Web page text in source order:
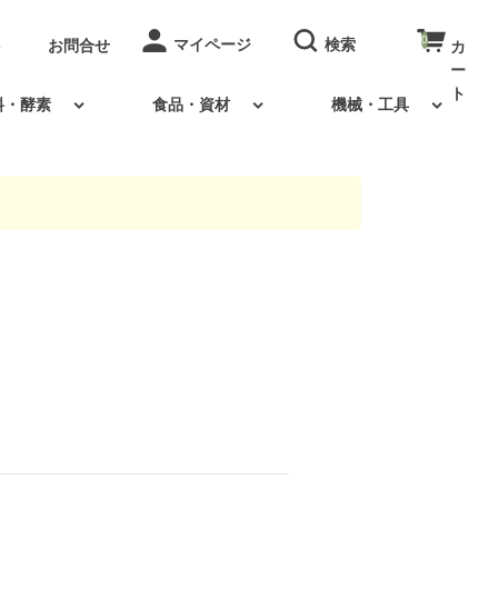
・酵素 食品・資材 機械・工具
お問合せ 0